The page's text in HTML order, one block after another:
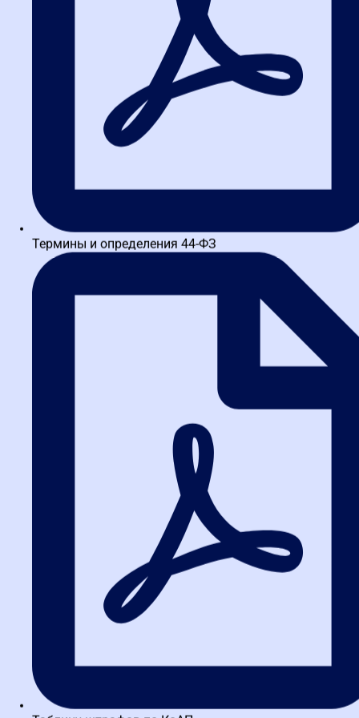
Сможет ли поставщик выполнить контракт без риска
банкротства? Для этого анализируют бухгалтерскую
отчетность, коэффициенты ликвидности и рентабельности. Если
компания показывает убытки несколько периодов подряд — это
красный флаг. Особенно это важно для крупных контрактов в
строительстве, где нужны значительные оборотные средства.
Верификация ресурсов и
Обладает ли участник необходимым оборудованием,
персоналом, лицензиями и допусками СРО? Проверка опыта по
аналогичным контрактам — критический этап. Используйте
Единую информационную систему (ЕИС) для поиска
исполненных контрактов. Если компания заявляет опыт, но не
может его подтвердить документально — это повод для отказа.
проблем: срыва сроков, поставки некачественного товара,
пропущенный риск может обернуться многомиллионными
От формы к содержанию:
пошаговый алгоритм
Эффективная проверка требует четкой последовательности.
Условно весь процесс можно разделить на два этапа.
Пропускать ни один из них нельзя.
Этап 1. Формальная проверка
Сроки действия документов (лицензии, доверенности).
Соответствие формы заявки требованиям извещения.
Термины и определения 44-ФЗ